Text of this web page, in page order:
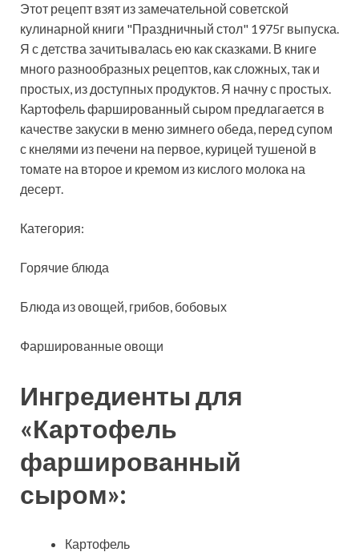
Этот рецепт взят из замечательной советской
кулинарной книги "Праздничный стол" 1975г выпуска.
Я с детства зачитывалась ею как сказками. В книге
много разнообразных рецептов, как сложных, так и
простых, из доступных продуктов. Я начну с простых.
Картофель фаршированный сыром предлагается в
качестве закуски в меню зимнего обеда, перед супом
с кнелями из печени на первое, курицей тушеной в
томате на второе и кремом из кислого молока на
десерт.
Категория:
Горячие блюда
Блюда из овощей, грибов, бобовых
Фаршированные овощи
Ингредиенты для
«Картофель
фаршированный
сыром»:
Картофель